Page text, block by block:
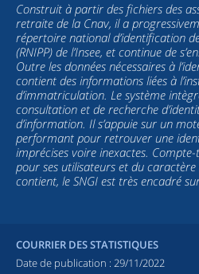
Construit à partir des fichiers des
retraite de la Cnav, il a
répertoire national d’identification
(RNIPP) de l’Insee, et continue de
Outre les données nécessaires à
contient des informations liées à
d’immatriculation. Le système
consultation et de recherche
d’information. Il s’appuie sur un
performant pour retrouver une
imprécises voire inexactes.
pour ses utilisateurs et du caractère
contient, le SNGI est très encadré
COURRIER DES STATISTIQUES
Date de publication : 29/11/2022